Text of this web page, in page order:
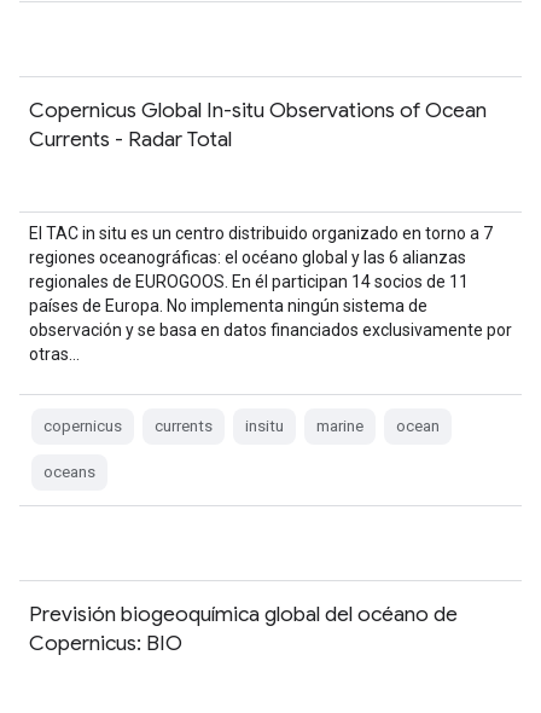
Copernicus Global In-situ Observations of Ocean
Currents - Radar Total
El TAC in situ es un centro distribuido organizado en torno a 7
regiones oceanográficas: el océano global y las 6 alianzas
regionales de EUROGOOS. En él participan 14 socios de 11
países de Europa. No implementa ningún sistema de
observación y se basa en datos financiados exclusivamente por
otras…
copernicus currents insitu marine ocean
oceans
Previsión biogeoquímica global del océano de
Copernicus: BIO